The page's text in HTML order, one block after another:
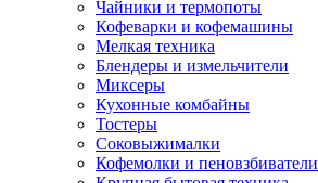
Чайники и термопоты
Кофеварки и кофемашины
Мелкая техника
Блендеры и измельчители
Миксеры
Кухонные комбайны
Тостеры
Соковыжималки
Кофемолки и пеновзбиватели